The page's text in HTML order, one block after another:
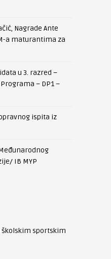
Nagrade Ante
a maturantima za
u 3. razred –
– DP1 –
ispita iz
IB MYP
školskim sportskim